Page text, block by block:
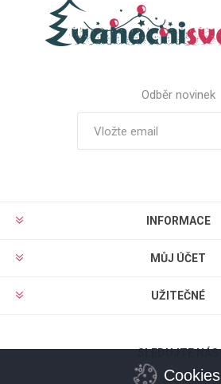
Odběr novinek
INFORMACE
MŮJ ÚČET
UŽITEČNÉ
SLEDUJTE NÁS
Cookies